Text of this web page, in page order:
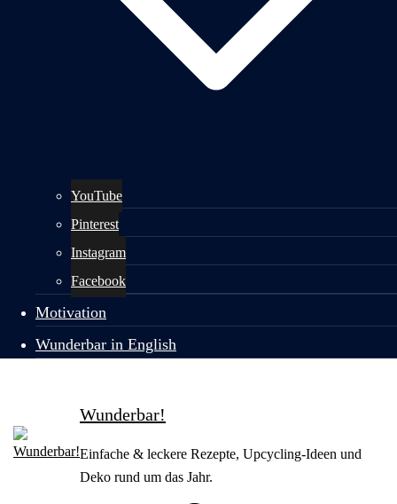
YouTube
Pinterest
Instagram
Facebook
Motivation
Wunderbar in English
Wunderbar!
Einfache & leckere Rezepte, Upcycling-Ideen und
Deko rund um das Jahr.